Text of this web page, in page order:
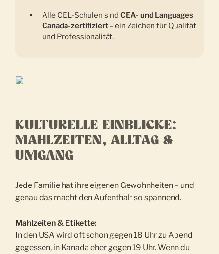
Alle CEL-Schulen sindCEA- und Languages
Canada-zertifiziert – ein Zeichen für Qualität
und Professionalität.
KULTURELLE EINBLICKE:
MAHLZEITEN, ALLTAG &
UMGANG
Jede Familie hat ihre eigenen Gewohnheiten – und
genau das macht den Aufenthalt so spannend.
Mahlzeiten & Etikette:
In den USA wird oft schon gegen 18 Uhr zu Abend
gegessen, in Kanada eher gegen 19 Uhr. Wenn du